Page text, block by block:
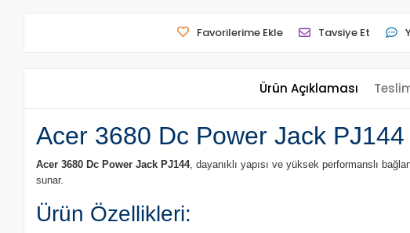
Favorilerime Ekle Tavsiye Et
Ürün Açıklaması
Acer 3680 Dc Power Jack PJ144
Acer 3680 Dc Power Jack PJ144, dayanıklı yapısı ve yüksek performanslı
sunar.
Ürün Özellikleri: